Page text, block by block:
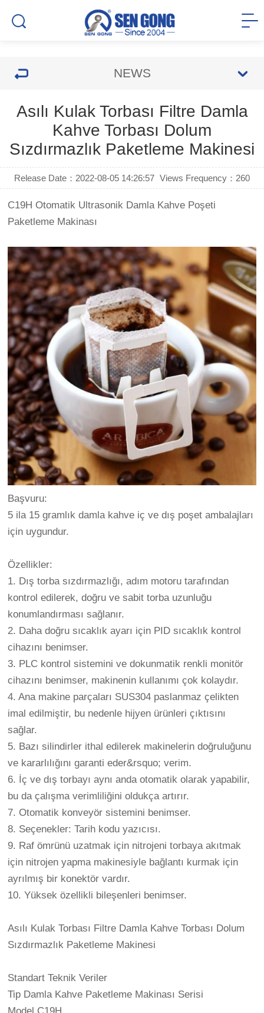
NEWS
Asılı Kulak Torbası Filtre Damla
Kahve Torbası Dolum
Sızdırmazlık Paketleme Makinesi
Release Date：2022-08-05 14:26:57 Views Frequency： 260
C19H Otomatik Ultrasonik Damla Kahve Poşeti
Paketleme Makinası
Başvuru:
5 ila 15 gramlık damla kahve iç ve dış poşet ambalajları
için uygundur.
Özellikler:
1. Dış torba sızdırmazlığı, adım motoru tarafından
kontrol edilerek, doğru ve sabit torba uzunluğu
konumlandırması sağlanır.
2. Daha doğru sıcaklık ayarı için PID sıcaklık kontrol
cihazını benimser.
3. PLC kontrol sistemini ve dokunmatik renkli monitör
cihazını benimser, makinenin kullanımı çok kolaydır.
4. Ana makine parçaları SUS304 paslanmaz çelikten
imal edilmiştir, bu nedenle hijyen ürünleri çıktısını
sağlar.
5. Bazı silindirler ithal edilerek makinelerin doğruluğunu
ve kararlılığını garanti eder&rsquo; verim.
6. İç ve dış torbayı aynı anda otomatik olarak yapabilir,
bu da çalışma verimliliğini oldukça artırır.
7. Otomatik konveyör sistemini benimser.
8. Seçenekler: Tarih kodu yazıcısı.
9. Raf ömrünü uzatmak için nitrojeni torbaya akıtmak
için nitrojen yapma makinesiyle bağlantı kurmak için
ayrılmış bir konektör vardır.
10. Yüksek özellikli bileşenleri benimser.
Asılı Kulak Torbası Filtre Damla Kahve Torbası Dolum
Sızdırmazlık Paketleme Makinesi
Standart Teknik Veriler
Tip Damla Kahve Paketleme Makinası Serisi